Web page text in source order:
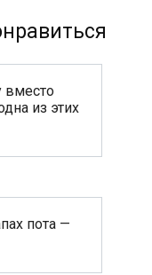
вместо
из этих
пота —